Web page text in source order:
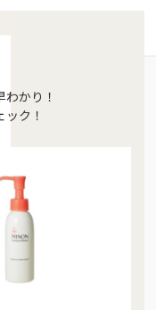
かり！
ク！